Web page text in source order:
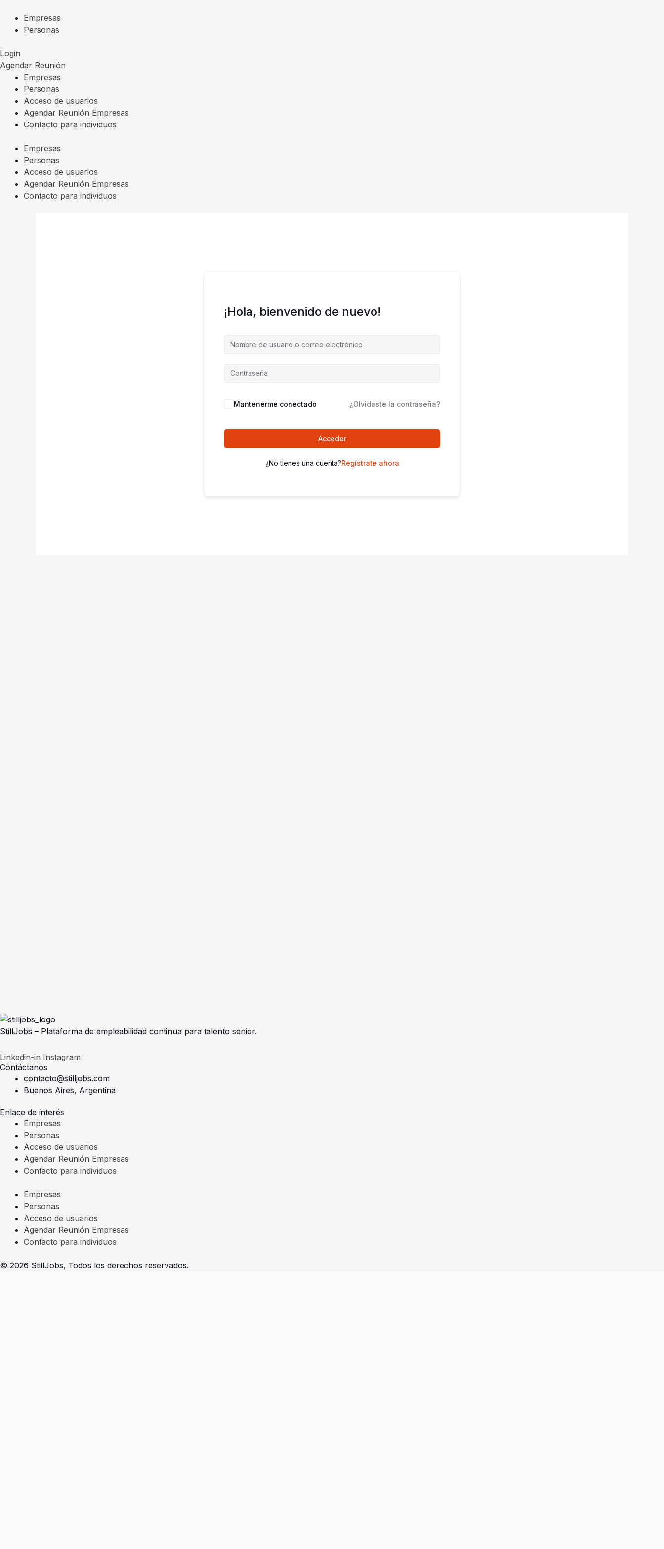
contenido
Empresas
Personas
Login
Agendar Reunión
Empresas
Personas
Acceso de usuarios
Agendar Reunión Empresas
Contacto para individuos
Empresas
Personas
Acceso de usuarios
Agendar Reunión Empresas
Contacto para individuos
¡Hola, bienvenido de nuevo!
Mantenerme conectado ¿Olvidaste la contraseña?
Acceder
¿No tienes una cuenta?Regístrate ahora
StillJobs – Plataforma de empleabilidad continua para talento senior.
Linkedin-in Instagram
Contáctanos
contacto@stilljobs.com
Buenos Aires, Argentina
Enlace de interés
Empresas
Personas
Acceso de usuarios
Agendar Reunión Empresas
Contacto para individuos
Empresas
Personas
Acceso de usuarios
Agendar Reunión Empresas
Contacto para individuos
© 2026 StillJobs, Todos los derechos reservados.